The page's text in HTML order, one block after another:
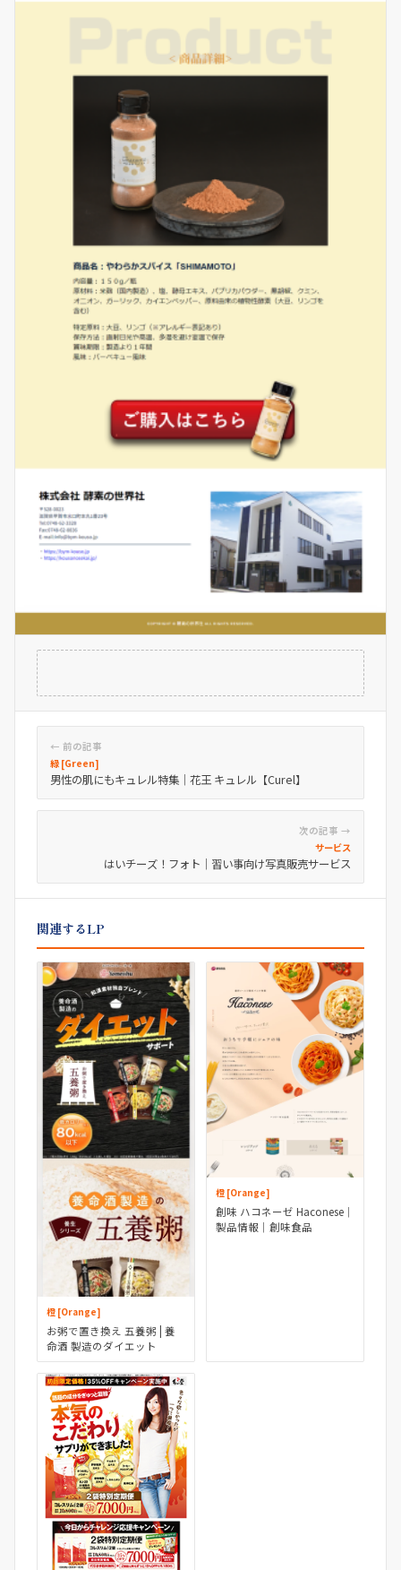
← 前の記事
緑 [Green]
男性の肌にもキュレル特集｜花王 キュレル【Curel】
次の記事 →
サービス
はいチーズ！フォト｜習い事向け写真販売サービス
関連するLP
橙 [Orange]
お粥で置き換え 五養粥 | 養
命酒 製造のダイエット
橙 [Orange]
創味 ハコネーゼ Haconese｜
製品情報｜創味食品